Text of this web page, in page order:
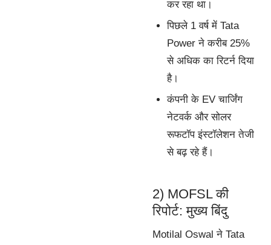
कर रहा था।
पिछले 1 वर्ष में Tata
Power ने करीब 25%
से अधिक का रिटर्न दिया
है।
कंपनी के EV चार्जिंग
नेटवर्क और सोलर
रूफटॉप इंस्टॉलेशन तेजी
से बढ़ रहे हैं।
2) MOFSL की
रिपोर्ट: मुख्य बिंदु
Motilal Oswal ने Tata